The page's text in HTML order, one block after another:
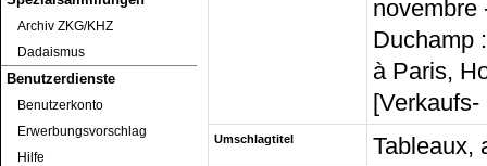
Archiv ZKG/KHZ
Dadaismus
Benutzerdienste
Benutzerkonto
Erwerbungsvorschlag
Hilfe
novembre
Duchamp
à Paris,
Umschlagtitel Tableaux,